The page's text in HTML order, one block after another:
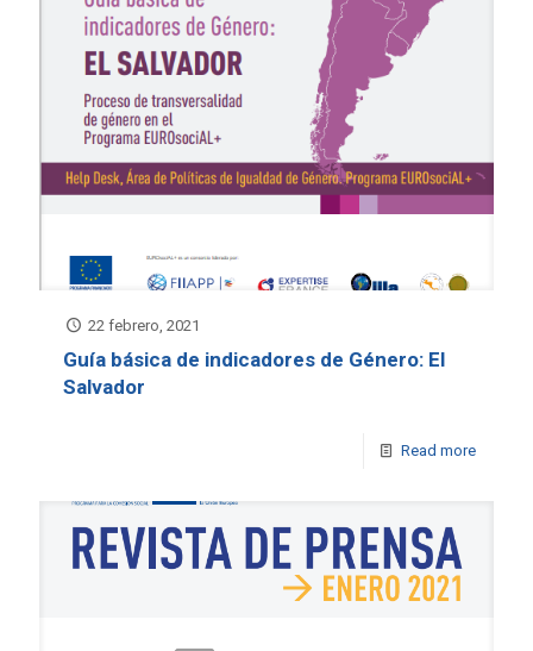
22 febrero, 2021
Guía básica de indicadores de Género: El
Salvador
Read more